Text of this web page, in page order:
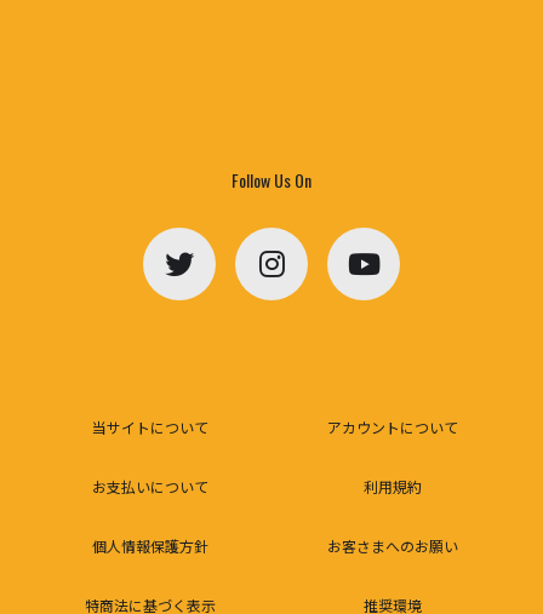
Follow Us On
当サイトについて アカウントについて
お支払いについて 利用規約
個人情報保護方針 お客さまへのお願い
特商法に基づく表示 推奨環境